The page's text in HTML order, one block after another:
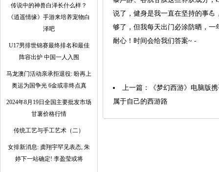
传说中的神兽白泽长什么样？
《逍遥情缘》手游来培养宠物白
泽吧
U17男排世锦赛最终排名和最佳
阵容出炉 中国一人入围
马龙澳门活动亲承拒退役: 盼再上
奥运为国争光 6金或非终点真
2024年8月19日全国主要批发市场
甘薯价格行情
传统工艺与手工艺术（二）
女排新消息: 龚翔宇罕见表态, 朱
婷下一站确定! 李盈莹或将
说了，健身是我一直在坚持的事
够了，但我每天出门必涂防晒，
耐心！时间会给我们答案~ -
上一篇：
《梦幻西游》电脑版
属于自己的西游路